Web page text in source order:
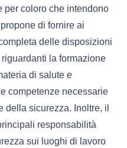
per coloro che intendono
di fornire ai
delle disposizioni
la formazione
di salute e
competenze necessarie
della sicurezza. Inoltre, il
responsabilità
sui luoghi di lavoro